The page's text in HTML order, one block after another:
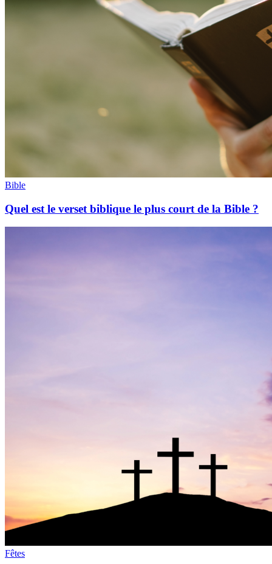
Bible
Quel est le verset biblique le plus court de la Bible ?
Fêtes